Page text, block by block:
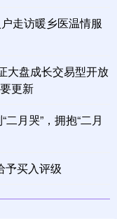
走访暖乡医温情服
大盘成长交易型开放
更新
月哭”，拥抱“二月
予买入评级